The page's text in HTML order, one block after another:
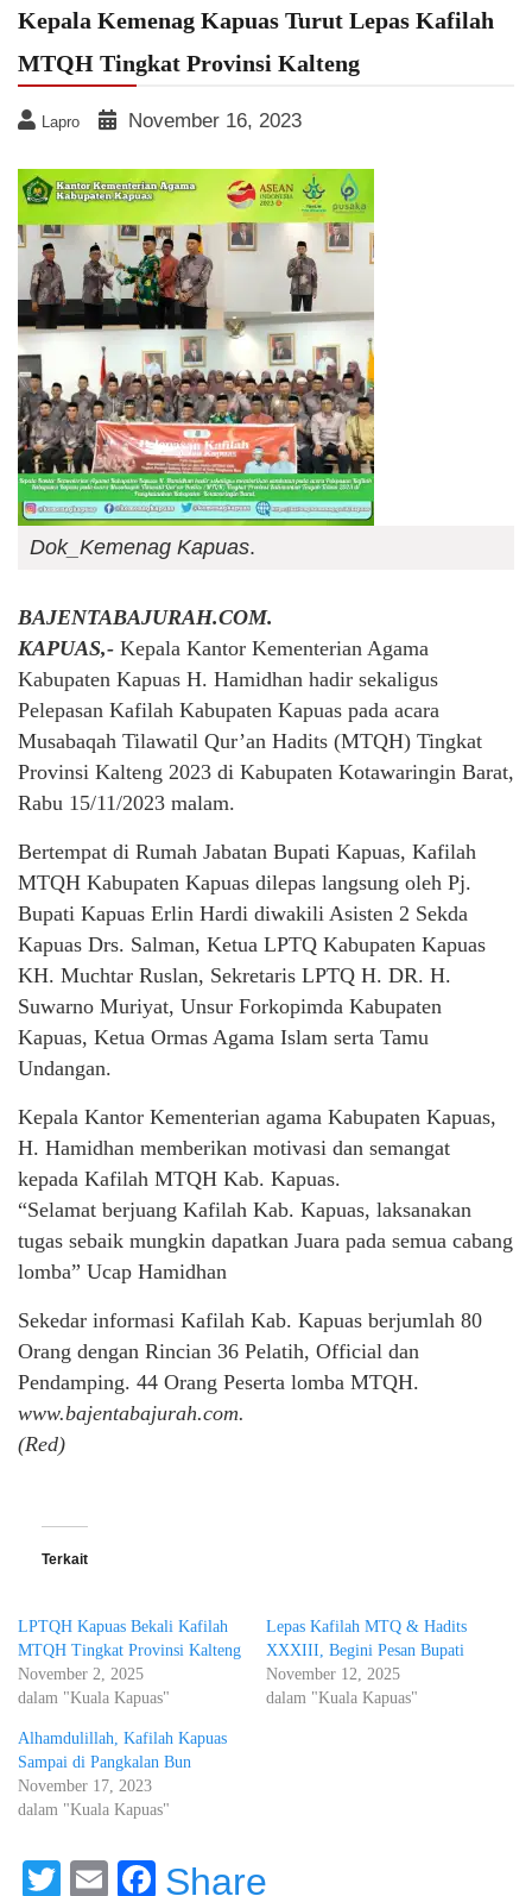
Kepala Kemenag Kapuas Turut Lepas Kafilah
MTQH Tingkat Provinsi Kalteng
Lapro November 16, 2023
Dok_Kemenag Kapuas.
BAJENTABAJURAH.COM.
KAPUAS,- Kepala Kantor Kementerian Agama
Kabupaten Kapuas H. Hamidhan hadir sekaligus
Pelepasan Kafilah Kabupaten Kapuas pada acara
Musabaqah Tilawatil Qur’an Hadits (MTQH) Tingkat
Provinsi Kalteng 2023 di Kabupaten Kotawaringin Barat,
Rabu 15/11/2023 malam.
Bertempat di Rumah Jabatan Bupati Kapuas, Kafilah
MTQH Kabupaten Kapuas dilepas langsung oleh Pj.
Bupati Kapuas Erlin Hardi diwakili Asisten 2 Sekda
Kapuas Drs. Salman, Ketua LPTQ Kabupaten Kapuas
KH. Muchtar Ruslan, Sekretaris LPTQ H. DR. H.
Suwarno Muriyat, Unsur Forkopimda Kabupaten
Kapuas, Ketua Ormas Agama Islam serta Tamu
Undangan.
Kepala Kantor Kementerian agama Kabupaten Kapuas,
H. Hamidhan memberikan motivasi dan semangat
kepada Kafilah MTQH Kab. Kapuas.
“Selamat berjuang Kafilah Kab. Kapuas, laksanakan
tugas sebaik mungkin dapatkan Juara pada semua cabang
lomba” Ucap Hamidhan
Sekedar informasi Kafilah Kab. Kapuas berjumlah 80
Orang dengan Rincian 36 Pelatih, Official dan
Pendamping. 44 Orang Peserta lomba MTQH.
www.bajentabajurah.com.
(Red)
Terkait
LPTQH Kapuas Bekali Kafilah
MTQH Tingkat Provinsi Kalteng
November 2, 2025
dalam "Kuala Kapuas"
Lepas Kafilah MTQ & Hadits
XXXIII, Begini Pesan Bupati
November 12, 2025
dalam "Kuala Kapuas"
Alhamdulillah, Kafilah Kapuas
Sampai di Pangkalan Bun
November 17, 2023
dalam "Kuala Kapuas"
Twitter
EmailFacebook
Share